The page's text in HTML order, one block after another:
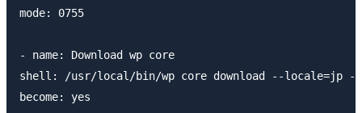
mode: 0755
- name: Download wp core
shell: /usr/local/bin/wp core download --locale=jp --
become: yes